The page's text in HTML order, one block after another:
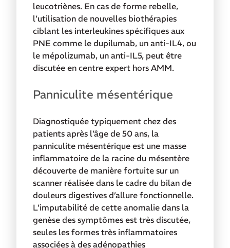
leucotriènes. En cas de forme rebelle,
l’utilisation de nouvelles biothérapies
ciblant les interleukines spécifiques aux
PNE comme le dupilumab, un anti-IL4, ou
le mépolizumab, un anti-IL5, peut être
discutée en centre expert hors AMM.
Panniculite mésentérique
Diagnostiquée typiquement chez des
patients après l’âge de 50 ans, la
panniculite mésentérique est une masse
inflammatoire de la racine du mésentère
découverte de manière fortuite sur un
scanner réalisée dans le cadre du bilan de
douleurs digestives d’allure fonctionnelle.
L’imputabilité de cette anomalie dans la
genèse des symptômes est très discutée,
seules les formes très inflammatoires
associées à des adénopathies